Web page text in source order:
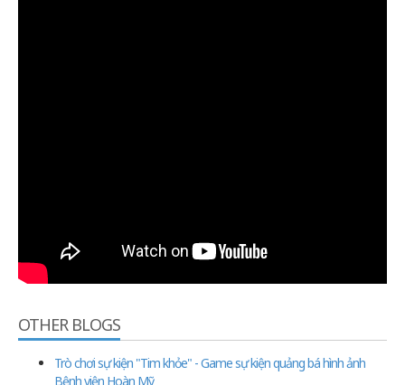
OTHER BLOGS
Trò chơi sự kiện "Tim khỏe" - Game sự kiện quảng bá hình ảnh
Bệnh viện Hoàn Mỹ